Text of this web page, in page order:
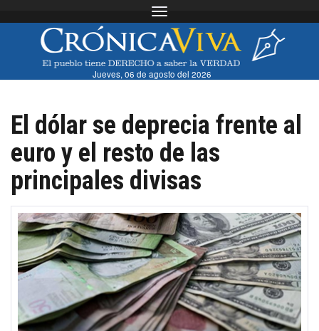
Toggle navigation
Jueves, 06 de agosto del 2026
El dólar se deprecia frente al
euro y el resto de las
principales divisas